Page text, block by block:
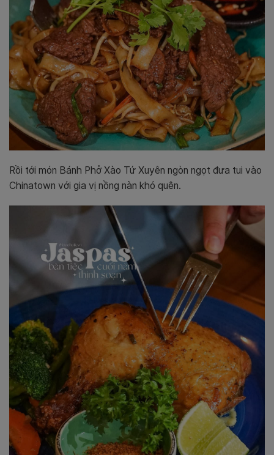
Rồi tới món Bánh Phở Xào Tứ Xuyên ngòn ngọt đưa tui vào
Chinatown với gia vị nồng nàn khó quên.